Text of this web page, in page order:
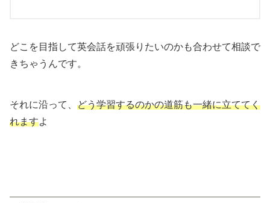
どこを目指して英会話を頑張りたいのかも合わせて相談で
きちゃうんです。
それに沿って、 どう学習するのかの道筋も一緒に立ててく
れますよ